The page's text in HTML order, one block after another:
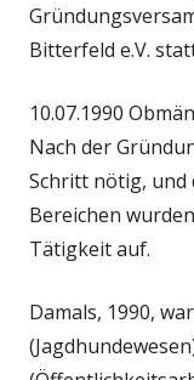
Bitterfeld e.V.
10.07.1990
Nach der
Schritt nötig, und
Bereichen
Tätigkeit auf.
Damals, 1990,